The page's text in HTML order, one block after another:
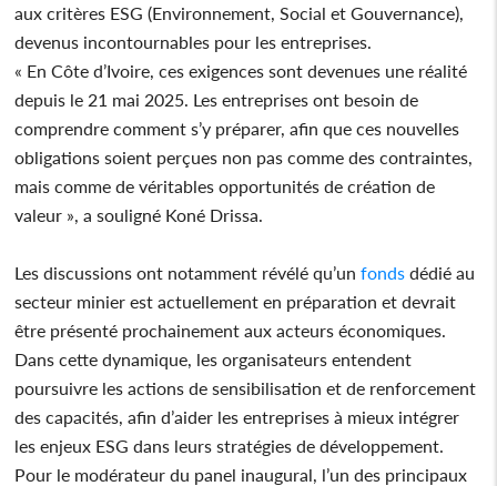
aux critères ESG (Environnement, Social et Gouvernance),
devenus incontournables pour les entreprises.
« En Côte d’Ivoire, ces exigences sont devenues une réalité
depuis le 21 mai 2025. Les entreprises ont besoin de
comprendre comment s’y préparer, afin que ces nouvelles
obligations soient perçues non pas comme des contraintes,
mais comme de véritables opportunités de création de
valeur », a souligné Koné Drissa.
Les discussions ont notamment révélé qu’un fonds dédié au
secteur minier est actuellement en préparation et devrait
être présenté prochainement aux acteurs économiques.
Dans cette dynamique, les organisateurs entendent
poursuivre les actions de sensibilisation et de renforcement
des capacités, afin d’aider les entreprises à mieux intégrer
les enjeux ESG dans leurs stratégies de développement.
Pour le modérateur du panel inaugural, l’un des principaux